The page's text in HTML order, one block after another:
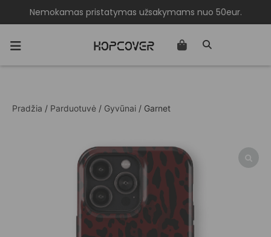
Nemokamas pristatymas užsakymams nuo 50eur.
Pradžia / Parduotuvė / Gyvūnai / Garnet